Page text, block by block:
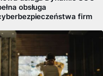
obsługa
firm